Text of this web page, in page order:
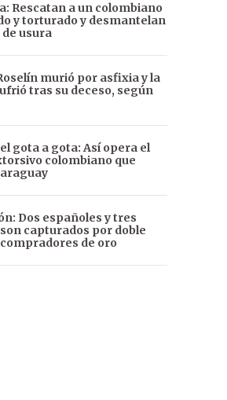
Rescatan a un colombiano
y torturado y desmantelan
usura
murió por asfixia y la
tras su deceso, según
gota a gota: Así opera el
colombiano que
Dos españoles y tres
capturados por doble
de oro